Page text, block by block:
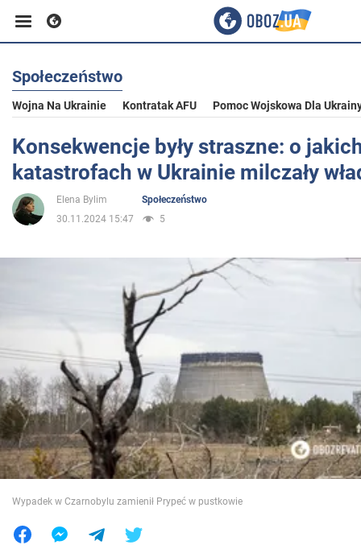
Biznes
Sport
Rozrywka
Społeczeństwo
Wojna na Ukrainie
Świat
Jedzenie
Społeczeństwo
Wojna Na Ukrainie Kontratak AFU Pomoc Wojskowa Dla
Konsekwencje były straszne: o
katastrofach w Ukrainie milczały
Elena Bylim
Społeczeństwo
30.11.2024 15:47
5
Wypadek w Czarnobylu zamienił Prypeć w pustkowie